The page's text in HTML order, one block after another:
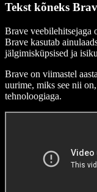
Tekst kõneks
Brave veebilehitsejaga
Bra­ve kasutab
jälgimisküpsised ja
Bra­ve on viimastel
uurime, miks see nii
tehnoloogiaga.